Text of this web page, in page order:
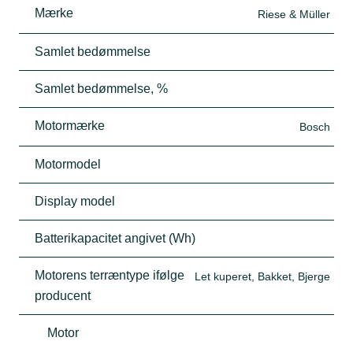
Mærke Riese & Müller
Samlet bedømmelse
Samlet bedømmelse, %
Motormærke Bosch
Motormodel
Display model
Batterikapacitet angivet (Wh)
Motorens terræntype ifølge
producent
Let kuperet, Bakket, Bjerge
Motor